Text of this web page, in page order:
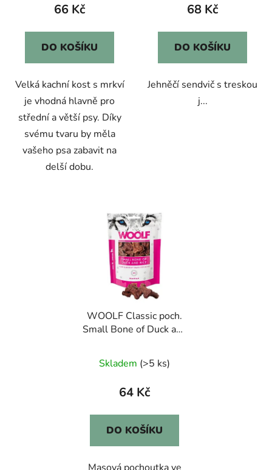
66 Kč
DO KOŠÍKU
Velká kachní kost s mrkví
je vhodná hlavně pro
střední a větší psy. Díky
svému tvaru by měla
vašeho psa zabavit na
delší dobu.
68 Kč
DO KOŠÍKU
Jehněčí sendvič s treskou
j...
WOOLF Classic poch.
Small Bone of Duck and
Skladem (>5 ks)
64 Kč
DO KOŠÍKU